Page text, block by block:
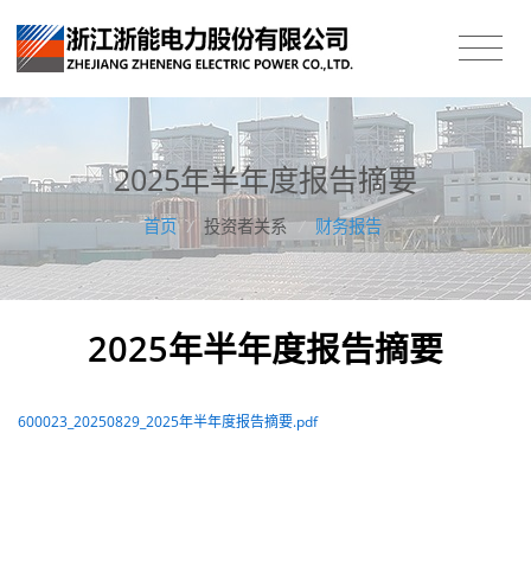
2025年半年度报告摘要
首页 / 投资者关系 / 财务报告
2025年半年度报告摘要
600023_20250829_2025年半年度报告摘要.pdf